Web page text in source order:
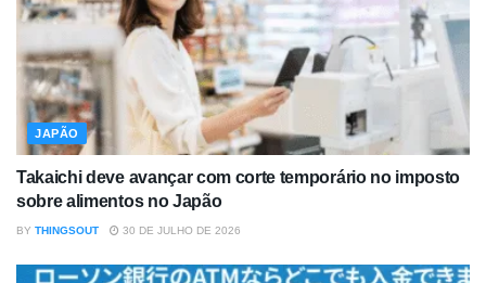
JAPÃO
Takaichi deve avançar com corte temporário no imposto
sobre alimentos no Japão
BY THINGSOUT 30 DE JULHO DE 2026